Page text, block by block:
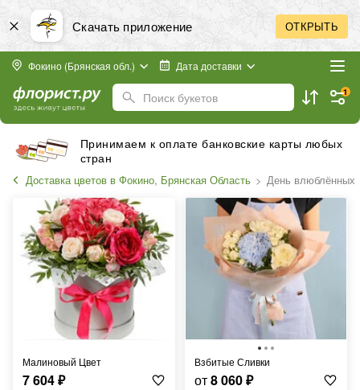
Скачать приложение ОТКРЫТЬ
Фокино (Брянская обл.) Дата доставки
Поиск букетов 1
Принимаем к оплате банковские карты любых
стран
Доставка цветов в Фокино, Брянская Область День влюблённых
Малиновый Цвет
7 604₽
Взбитые Сливки
от8 060₽